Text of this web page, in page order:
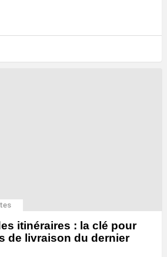
itinéraires : la clé pour
de livraison du dernier